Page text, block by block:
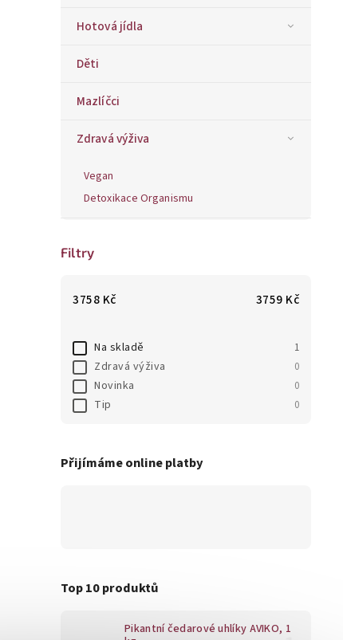
Hotová jídla
Děti
Mazlíčci
Zdravá výživa
Vegan
Detoxikace Organismu
Filtry
3758 Kč 3759 Kč
Na skladě 1
Zdravá výživa 0
Novinka 0
Tip 0
Přijímáme online platby
Top 10 produktů
Pikantní čedarové uhlíky AVIKO, 1